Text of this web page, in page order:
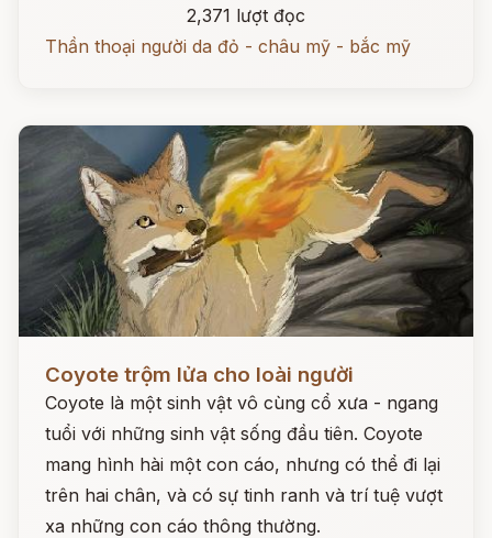
2,371 lượt đọc
Thần thoại người da đỏ - châu mỹ - bắc mỹ
Coyote trộm lửa cho loài người
Coyote là một sinh vật vô cùng cổ xưa - ngang
tuổi với những sinh vật sống đầu tiên. Coyote
mang hình hài một con cáo, nhưng có thể đi lại
trên hai chân, và có sự tinh ranh và trí tuệ vượt
xa những con cáo thông thường.